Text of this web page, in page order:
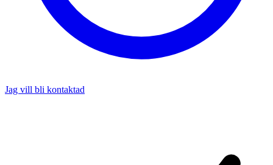
Jag vill bli kontaktad